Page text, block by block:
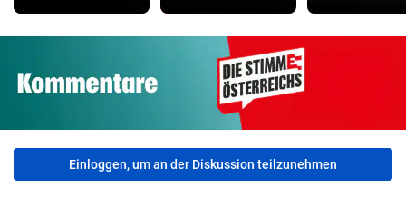
Einloggen, um an der Diskussion teilzunehmen